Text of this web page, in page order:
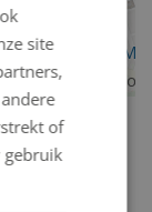
site
of
gebruik